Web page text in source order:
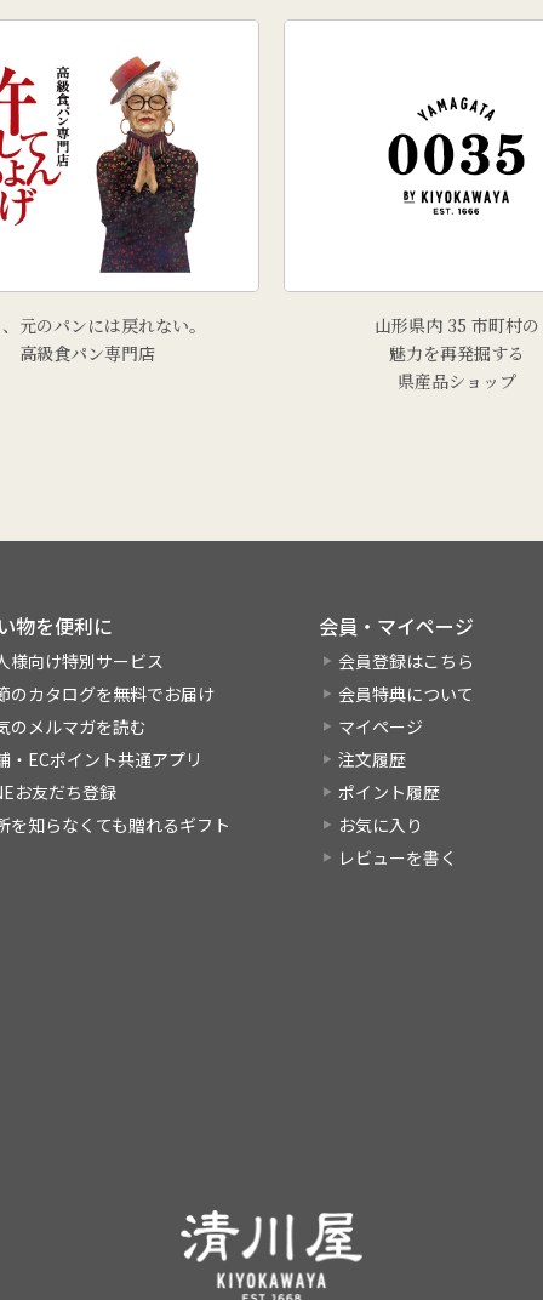
元のパンには戻れない。
高級食パン専門店
山形県内 35 市町村の
魅力を再発掘する
県産品ショップ
物を便利に
様向け特別サービス
のカタログを無料でお届け
のメルマガを読む
・ECポイント共通アプリ
お友だち登録
を知らなくても贈れるギフト
会員・マイページ
会員登録はこちら
会員特典について
マイページ
注文履歴
ポイント履歴
お気に入り
レビューを書く